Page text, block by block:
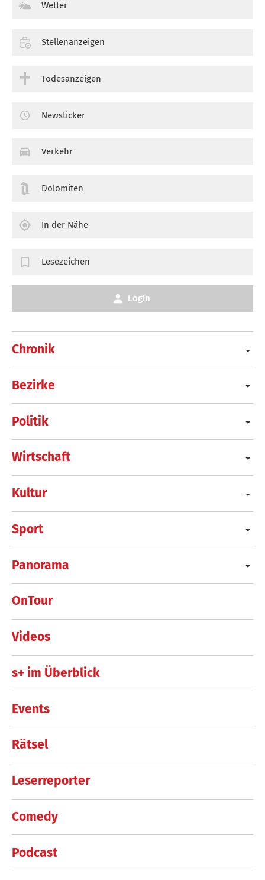
Chronik
Bezirke
Politik
Wirtschaft
Kultur
Sport
Panorama
OnTour
Videos
s+ im Überblick
Events
Rätsel
Leserreporter
Comedy
Podcast
Wetter
Stellenanzeigen
Todesanzeigen
Newsticker
Verkehr
Dolomiten
In der Nähe
Lesezeichen
Login